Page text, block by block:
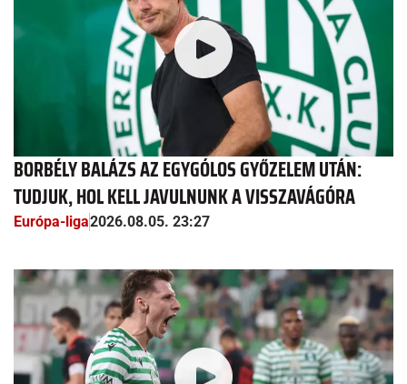
BORBÉLY BALÁZS AZ EGYGÓLOS GYŐZELEM UTÁN:
TUDJUK, HOL KELL JAVULNUNK A VISSZAVÁGÓRA
Európa-liga2026.08.05. 23:27